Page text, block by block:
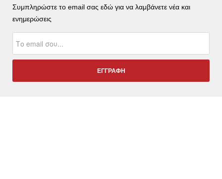
Συμπληρώστε το email σας εδώ για να λαμβάνετε νέα και
ενημερώσεις